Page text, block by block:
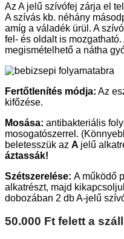
Az A jelű szívófej zárja el
A szívás kb. néhány
amíg a váladék ürül. A
fel- és oldalt is
megismételhető a nátha
Fertőtlenítés módja: Az
kifőzése.
Mosása: antibakteriális
mosogatószerrel.
beletesszük az A jelű
áztassák!
Szétszerelése: A működő
alkatrészt, majd
dobozában 2 db A-jelű
50.000 Ft felett a